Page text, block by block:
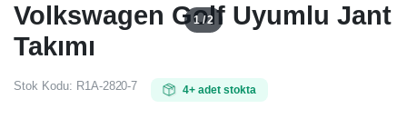
1 / 2
Volkswagen Golf Uyumlu Jant
Takımı
Stok Kodu: R1A-2820-7 4+ adet stokta